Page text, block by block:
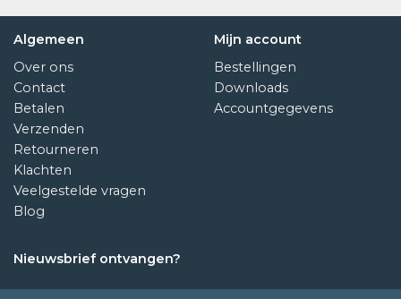
Algemeen
Over ons
Contact
Betalen
Verzenden
Retourneren
Klachten
Veelgestelde vragen
Blog
Mijn account
Bestellingen
Downloads
Accountgegevens
Nieuwsbrief ontvangen?